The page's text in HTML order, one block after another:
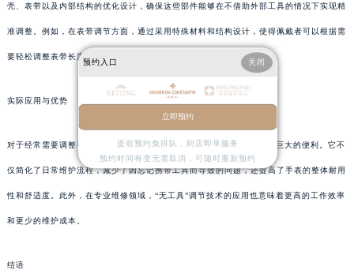
壳、表带以及内部结构的优化设计，确保这些部件能够在不借助外部工具的情况下实现精
准调整。例如，在表带调节方面，通过采用特殊材料和结构设计，使得佩戴者可以根据需
要轻松调整表带长度。
实际应用与优势
对于经常需要调整手表尺寸或外观的人来说，“无工具”调节无疑是一项巨大的便利。它不
仅简化了日常维护流程，减少了因忘记携带工具而导致的问题，还提高了手表的整体耐用
性和舒适度。此外，在专业维修领域，“无工具”调节技术的应用也意味着更高的工作效率
和更少的维护成本。
结语
预约入口 关闭
立即预约
提前预约免排队，到店即享服务
预约时间有变无需取消，可随时重新预约